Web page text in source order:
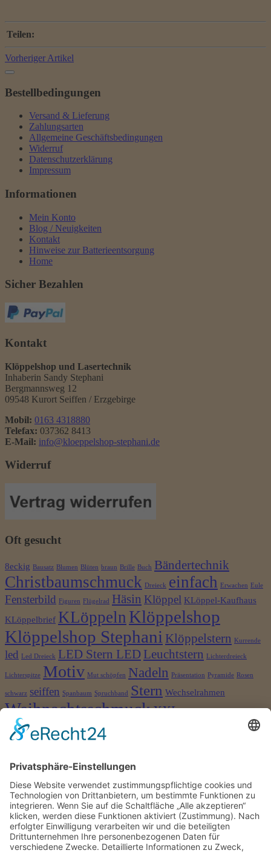
Teilen:
Vorheriger Artikel
Bestellbedingungen
Versand & Lieferung
Zahlungsarten
Allgemeine Geschäftsbedingungen
Widerruf
Datenschutzerklärung
Impressum
Informationen
Mein Konto
Blog / Neuigkeiten
Kontakt
Hinweise zur Batterieentsorgung
Home
Sicher Bezahlen
Kontakt
Klöppelshop und Lasertechnik
Inhaberin Sandy Stephani
Bergmannsweg 12
09548 Kurort Seiffen / Erzgebirge
Mobil: 0163 4318880
Telefax: 037362 8413
E-Mail: info@kloeppelshop-stephani.de
Widerruf
Oft gesucht
8eckig Bausatz Blumen Blüten braun Brille Buch Bändertechnik
Christbaumschmuck Dreieck einfach Erwachen Eule
Fensterbild Figuren Flügelrad Häsin Klöppel KLöppel-Kaufhaus
KLöppelbrief KLöppeln Klöppelshop
Klöppelshop Stephani Klöppelstern Kurrende
led Led Dreieck LED Stern LED Leuchtstern Lichterdreieck
Lichterspitze Motiv Mut schöpfen Nadeln Präsentation Pyramide Rosen
schwarz seiffen Spanbaum Spruchband Stern Wechselrahmen
WeihnachtsschmuckXXL
©2026 Klöppelshop und Drechslerei Stephani
×
Anmelden